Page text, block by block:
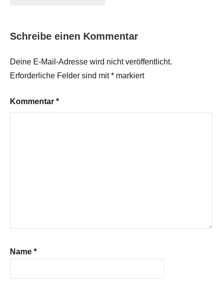
Schreibe einen Kommentar
Deine E-Mail-Adresse wird nicht veröffentlicht.
Erforderliche Felder sind mit* markiert
Kommentar *
Name *